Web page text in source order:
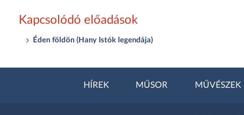
Kapcsolódó előadások
Éden földön (Hany Istók legendája)
HÍREK MŰSOR MŰVÉSZEK